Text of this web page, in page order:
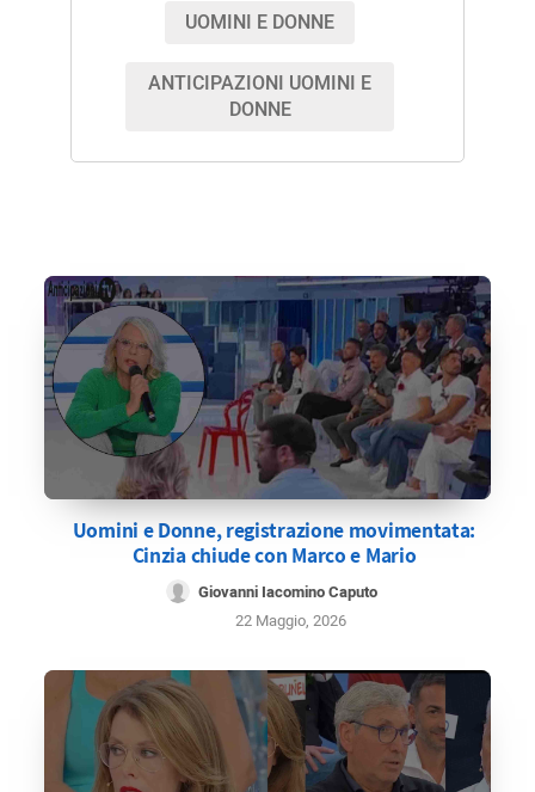
UOMINI E DONNE
ANTICIPAZIONI UOMINI E
DONNE
Uomini e Donne, registrazione movimentata:
Cinzia chiude con Marco e Mario
Giovanni Iacomino Caputo
22 Maggio, 2026